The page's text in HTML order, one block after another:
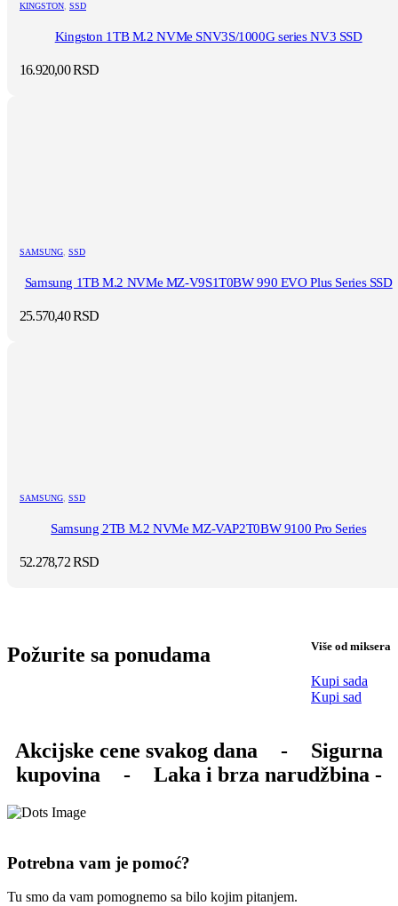
KINGSTON SSD
Kingston 1TB M.2 NVMe SNV3S/1000G series NV3 SSD
16.920,00RSD
SAMSUNG SSD
Samsung 1TB M.2 NVMe MZ-V9S1T0BW 990 EVO Plus Series SSD
25.570,40RSD
SAMSUNG SSD
Samsung 2TB M.2 NVMe MZ-VAP2T0BW 9100 Pro Series
52.278,72RSD
Požurite sa ponudama Više od miksera
Kupi sada
Kupi sad
Akcijske cene svakog dana -
Sigurna
kupovina
- Laka i brza narudžbina -
Potrebna vam je pomoć?
Tu smo da vam pomognemo sa bilo kojim pitanjem.